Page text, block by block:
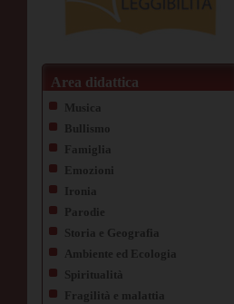
Area didattica
Musica
Bullismo
Famiglia
Emozioni
Ironia
Parodie
Storia e Geografia
Ambiente ed Ecologia
Spiritualità
Fragilità e malattia